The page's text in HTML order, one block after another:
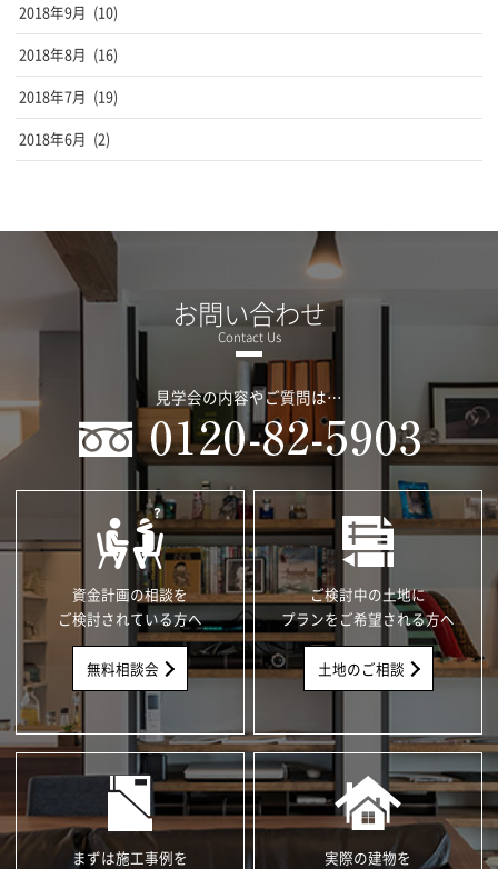
2018年9月 (10)
2018年8月 (16)
2018年7月 (19)
2018年6月 (2)
お問い合わせ
見学会の内容やご質問は…
資金計画の相談を
ご検討されている方へ
無料相談会
ご検討中の土地に
プランをご希望される方へ
土地のご相談
まずは施工事例を
実際の建物を